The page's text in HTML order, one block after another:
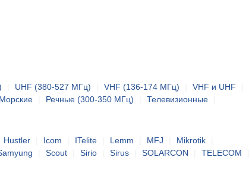
UHF (380-527 МГц) VHF (136-174 МГц) VHF и UHF
Морские Речные (300-350 МГц) Телевизионные
Hustler Icom ITelite Lemm MFJ Mikrotik
Scout Sirio Sirus SOLARCON TELECOM